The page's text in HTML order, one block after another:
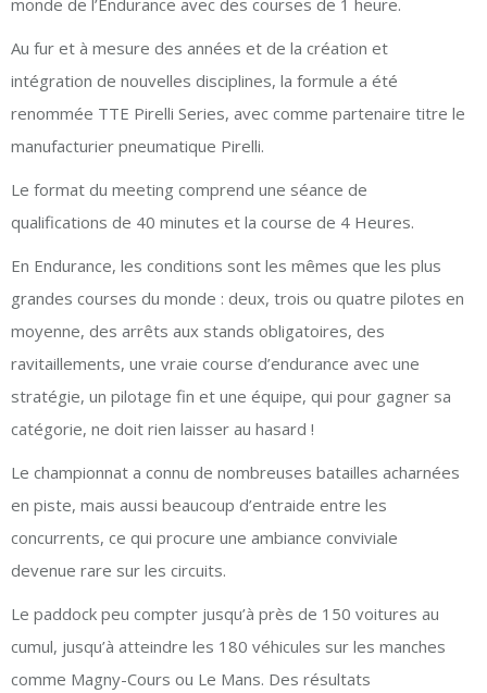
monde de l’Endurance avec des courses de 1 heure.
Au fur et à mesure des années et de la création et
intégration de nouvelles disciplines, la formule a été
renommée TTE Pirelli Series, avec comme partenaire titre le
manufacturier pneumatique Pirelli.
Le format du meeting comprend une séance de
qualifications de 40 minutes et la course de 4 Heures.
En Endurance, les conditions sont les mêmes que les plus
grandes courses du monde : deux, trois ou quatre pilotes en
moyenne, des arrêts aux stands obligatoires, des
ravitaillements, une vraie course d’endurance avec une
stratégie, un pilotage fin et une équipe, qui pour gagner sa
catégorie, ne doit rien laisser au hasard !
Le championnat a connu de nombreuses batailles acharnées
en piste, mais aussi beaucoup d’entraide entre les
concurrents, ce qui procure une ambiance conviviale
devenue rare sur les circuits.
Le paddock peu compter jusqu’à près de 150 voitures au
cumul, jusqu’à atteindre les 180 véhicules sur les manches
comme Magny-Cours ou Le Mans. Des résultats